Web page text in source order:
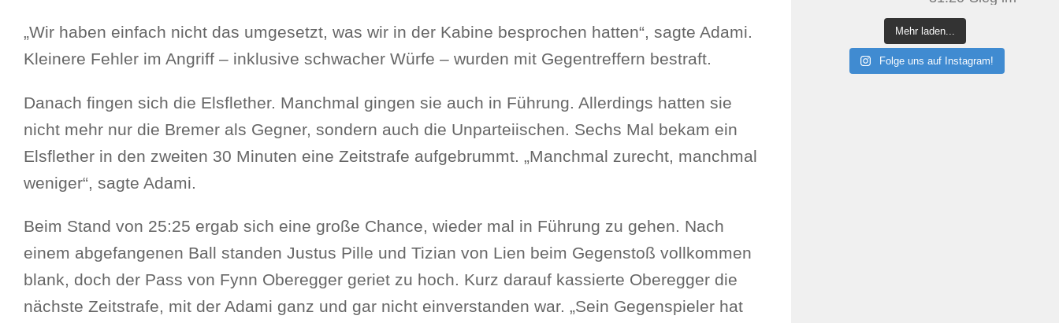
„Wir haben einfach nicht das umgesetzt, was wir in der Kabine besprochen hatten“, sagte Adami.
Kleinere Fehler im Angriff – inklusive schwacher Würfe – wurden mit Gegentreffern bestraft.
Danach fingen sich die Elsflether. Manchmal gingen sie auch in Führung. Allerdings hatten sie
nicht mehr nur die Bremer als Gegner, sondern auch die Unparteiischen. Sechs Mal bekam ein
Elsflether in den zweiten 30 Minuten eine Zeitstrafe aufgebrummt. „Manchmal zurecht, manchmal
weniger“, sagte Adami.
Beim Stand von 25:25 ergab sich eine große Chance, wieder mal in Führung zu gehen. Nach
einem abgefangenen Ball standen Justus Pille und Tizian von Lien beim Gegenstoß vollkommen
blank, doch der Pass von Fynn Oberegger geriet zu hoch. Kurz darauf kassierte Oberegger die
nächste Zeitstrafe, mit der Adami ganz und gar nicht einverstanden war. „Sein Gegenspieler hat
Mehr laden...
Folge uns auf Instagram!